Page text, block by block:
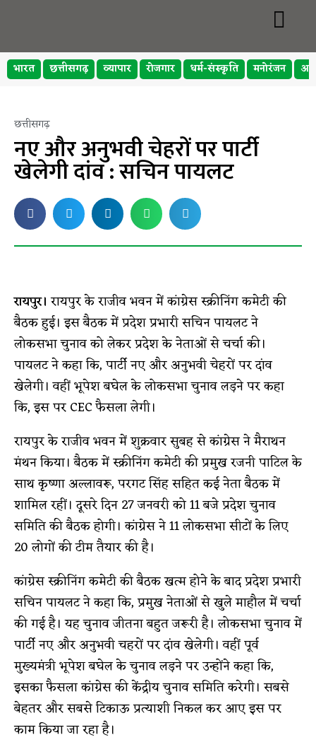
भारत छत्तीसगढ़ व्यापार रोजगार धर्म-संस्कृति मनोरंजन
छत्तीसगढ़
नए और अनुभवी चेहरों पर पार्टी
खेलेगी दांव : सचिन पायलट
रायपुर।रायपुर के राजीव भवन में कांग्रेस स्क्रीनिंग कमेटी की
बैठक हुई। इस बैठक में प्रदेश प्रभारी सचिन पायलट ने
लोकसभा चुनाव को लेकर प्रदेश के नेताओं से चर्चा की।
पायलट ने कहा कि, पार्टी नए और अनुभवी चेहरों पर दांव
खेलेगी। वहीं भूपेश बघेल के लोकसभा चुनाव लड़ने पर कहा
कि, इस पर CEC फैसला लेगी।
रायपुर के राजीव भवन में शुक्रवार सुबह से कांग्रेस ने मैराथन
मंथन किया। बैठक में स्क्रीनिंग कमेटी की प्रमुख रजनी पाटिल के
साथ कृष्णा अल्लावरू, परगट सिंह सहित कई नेता बैठक में
शामिल रहीं। दूसरे दिन 27 जनवरी को 11 बजे प्रदेश चुनाव
समिति की बैठक होगी। कांग्रेस ने 11 लोकसभा सीटों के लिए
20 लोगों की टीम तैयार की है।
कांग्रेस स्क्रीनिंग कमेटी की बैठक खत्म होने के बाद प्रदेश प्रभारी
सचिन पायलट ने कहा कि, प्रमुख नेताओं से खुले माहौल में चर्चा
की गई है। यह चुनाव जीतना बहुत जरूरी है। लोकसभा चुनाव में
पार्टी नए और अनुभवी चहरों पर दांव खेलेगी। वहीं पूर्व
मुख्यमंत्री भूपेश बघेल के चुनाव लड़ने पर उन्होंने कहा कि,
इसका फैसला कांग्रेस की केंद्रीय चुनाव समिति करेगी। सबसे
बेहतर और सबसे टिकाऊ प्रत्याशी निकल कर आए इस पर
काम किया जा रहा है।